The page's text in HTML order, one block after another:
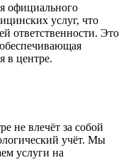
официального
услуг, что
ответственности. Это
в центре.
не влечёт за собой
учёт. Мы
услуги на